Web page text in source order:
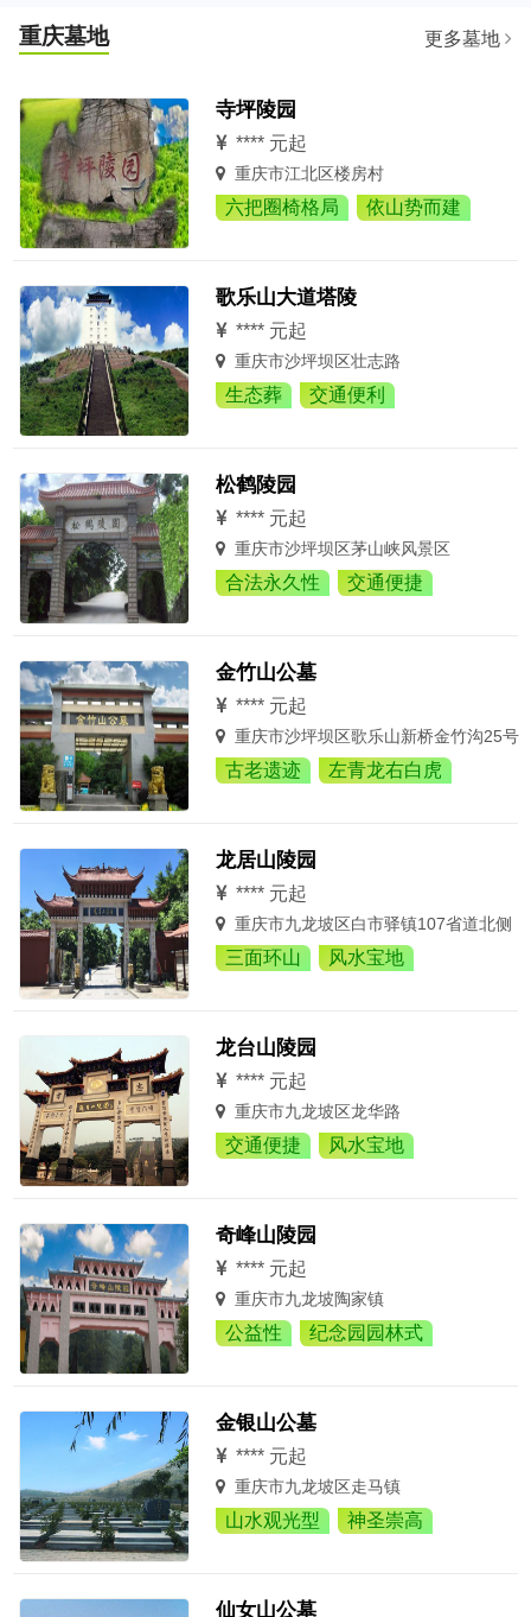
重庆墓地 更多墓地
寺坪陵园
**** 元起
重庆市江北区楼房村
六把圈椅格局 依山势而建
歌乐山大道塔陵
**** 元起
重庆市沙坪坝区壮志路
生态葬 交通便利
松鹤陵园
**** 元起
重庆市沙坪坝区茅山峡风景区
合法永久性 交通便捷
金竹山公墓
**** 元起
重庆市沙坪坝区歌乐山新桥金竹沟25号
古老遗迹 左青龙右白虎
龙居山陵园
**** 元起
重庆市九龙坡区白市驿镇107省道北侧
三面环山 风水宝地
龙台山陵园
**** 元起
重庆市九龙坡区龙华路
交通便捷 风水宝地
奇峰山陵园
**** 元起
重庆市九龙坡陶家镇
公益性 纪念园园林式
金银山公墓
**** 元起
重庆市九龙坡区走马镇
山水观光型 神圣崇高
仙女山公墓